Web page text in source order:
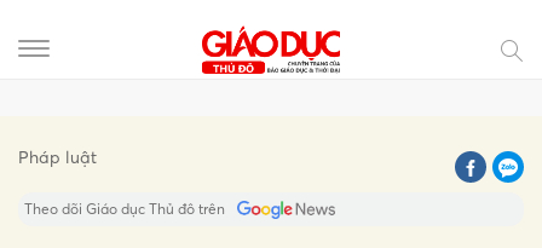
Pháp luật
Theo dõi Giáo dục Thủ đô trên